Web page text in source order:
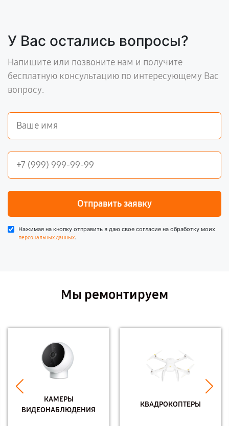
У Вас остались вопросы?
Напишите или позвоните нам и получите
бесплатную консультацию по интересующему Вас
вопросу.
Отправить заявку
Нажимая на кнопку отправить я даю свое согласие на обработку моих
персональных данных.
Мы ремонтируем
КАМЕРЫ
ВИДЕОНАБЛЮДЕНИЯ
КВАДРОКОПТЕРЫ